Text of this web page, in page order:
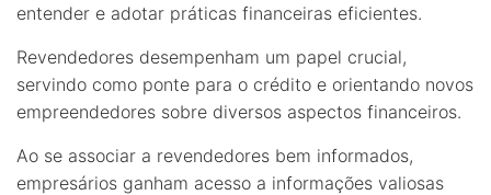
entender e adotar práticas financeiras eficientes.
Revendedores desempenham um papel crucial,
servindo como ponte para o crédito e orientando novos
empreendedores sobre diversos aspectos financeiros.
Ao se associar a revendedores bem informados,
empresários ganham acesso a informações valiosas